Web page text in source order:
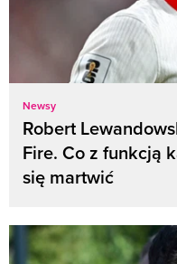
Newsy
Robert
Fire. Co z funkcją
się martwić